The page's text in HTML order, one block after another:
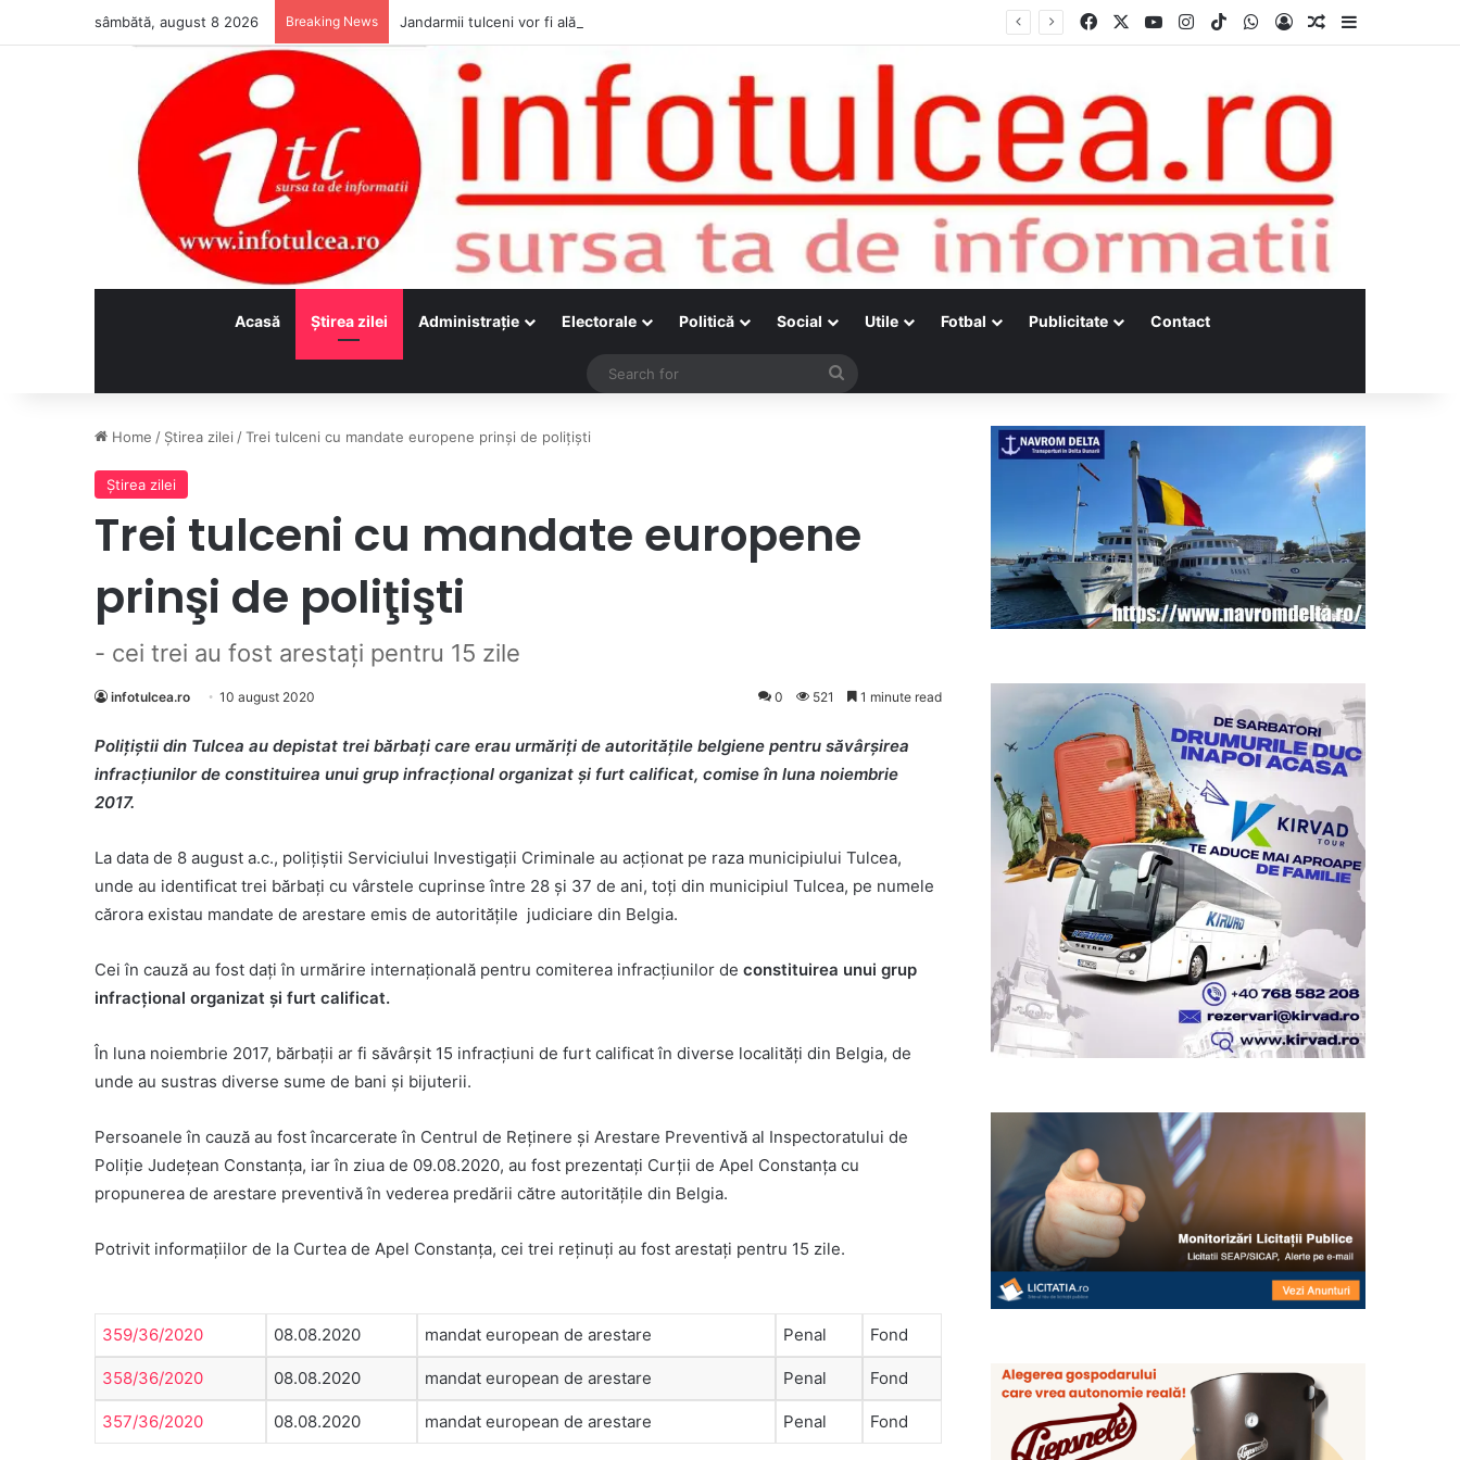
sâmbătă, august 8 2026 Breaking News Jandarmii tulceni vor fi alături de cetățenii care vor lua parte la Festivalul Folk Țestos Facebook YouTubeInstagram
TikTokWhatsApp
Log InRandom Article
Acasă Ştirea zilei Administraţie Electorale Politică Social Utile Fotbal Publicitate Contact
Search
Home / Ştirea zilei /Trei tulceni cu mandate europene prinşi de poliţişti
Ştirea zilei
Trei tulceni cu mandate europene
prinşi de poliţişti
- cei trei au fost arestaţi pentru 15 zile
infotulcea.ro 10 august 2020 0 521 1 minute read
Polițiștii din Tulcea au depistat trei bărbați care erau urmăriți de autoritățile belgiene pentru săvârșirea
infracțiunilor de constituirea unui grup infracțional organizat și furt calificat, comise în luna noiembrie
2017.
La data de 8 august a.c., polițiștii Serviciului Investigații Criminale au acționat pe raza municipiului Tulcea,
unde au identificat trei bărbați cu vârstele cuprinse între 28 și 37 de ani, toți din municipiul Tulcea, pe numele
cărora existau mandate de arestare emis de autoritățile judiciare din Belgia.
Cei în cauză au fost dați în urmărire internațională pentru comiterea infracțiunilor de constituirea unui grup
infracțional organizat și furt calificat.
În luna noiembrie 2017, bărbații ar fi săvârșit 15 infracțiuni de furt calificat în diverse localități din Belgia, de
unde au sustras diverse sume de bani și bijuterii.
Persoanele în cauză au fost încarcerate în Centrul de Reținere și Arestare Preventivă al Inspectoratului de
Poliție Județean Constanța, iar în ziua de 09.08.2020, au fost prezentați Curții de Apel Constanța cu
propunerea de arestare preventivă în vederea predării către autoritățile din Belgia.
Potrivit informaţiilor de la Curtea de Apel Constanţa, cei trei reţinuţi au fost arestaţi pentru 15 zile.
359/36/2020 08.08.2020 mandat european de arestare Penal Fond
358/36/2020 08.08.2020 mandat european de arestare Penal Fond
357/36/2020 08.08.2020 mandat european de arestare Penal Fond